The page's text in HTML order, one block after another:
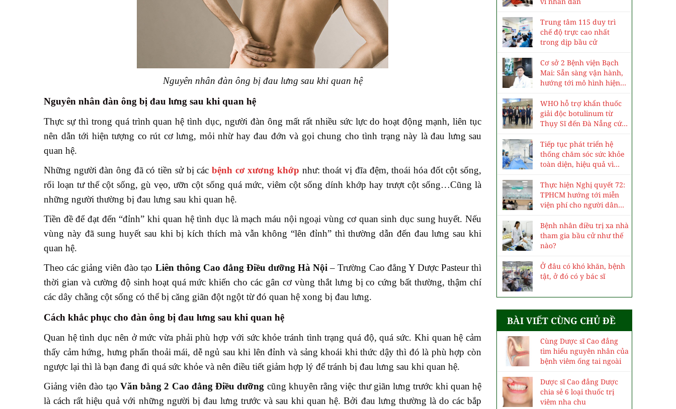
Nguyên nhân đàn ông bị đau lưng sau khi quan hệ
Nguyên nhân đàn ông bị đau lưng sau khi quan hệ
Thực sự thì trong quá trình quan hệ tình dục, người đàn ông mất rất nhiều sức lực do hoạt động mạnh, liên tục
nên dẫn tới hiện tượng co rút cơ lưng, mỏi nhừ hay đau đớn và gọi chung cho tình trạng này là đau lưng sau
quan hệ.
Những người đàn ông đã có tiền sử bị các bệnh cơ xương khớp như: thoát vị đĩa đệm, thoái hóa đốt cột sống,
rối loạn tư thế cột sống, gù vẹo, ưỡn cột sống quá mức, viêm cột sống dính khớp hay trượt cột sống…Cũng là
những người thường bị đau lưng sau khi quan hệ.
Tiền đề để đạt đến “đỉnh” khi quan hệ tình dục là mạch máu nội ngoại vùng cơ quan sinh dục sung huyết. Nếu
vùng này đã sung huyết sau khi bị kích thích mà vẫn không “lên đỉnh” thì thường dẫn đến đau lưng sau khi
quan hệ.
Theo các giảng viên đào tạo Liên thông Cao đẳng Điều dưỡng Hà Nội – Trường Cao đẳng Y Dược Pasteur thì
thời gian và cường độ sinh hoạt quá mức khiến cho các gân cơ vùng thắt lưng bị co cứng bất thường, thậm chí
các dây chằng cột sống có thể bị căng giãn đột ngột từ đó quan hệ xong bị đau lưng.
Cách khắc phục cho đàn ông bị đau lưng sau khi quan hệ
Quan hệ tình dục nên ở mức vừa phải phù hợp với sức khỏe tránh tình trạng quá độ, quá sức. Khi quan hệ cảm
thấy cảm hứng, hưng phấn thoải mái, dễ ngủ sau khi lên đỉnh và sảng khoái khi thức dậy thì đó là phù hợp còn
ngược lại thì là bạn đang đi quá sức khỏe và nên điều tiết giảm hợp lý để tránh bị đau lưng sau khi quan hệ.
Giảng viên đào tạo Văn bằng 2 Cao đẳng Điều dưỡng cũng khuyên rằng việc thư giãn lưng trước khi quan hệ
là cách rất hiệu quả với những người bị đau lưng trước và sau khi quan hệ. Bởi đau lưng thường là do các bắp
Trung tâm 115 duy trì
chế độ trực cao nhất
trong dịp bầu cử
Cơ sở 2 Bệnh viện Bạch
Mai: Sẵn sàng vận hành,
hướng tới mô hình hiện
WHO hỗ trợ khẩn thuốc
giải độc botulinum từ
Thụy Sĩ đến Đà Nẵng cứu
Tiếp tục phát triển hệ
thống chăm sóc sức khỏe
toàn diện, hiệu quả vì
Thực hiện Nghị quyết 72:
TPHCM hướng tới miễn
viện phí cho người dân
Bệnh nhân điều trị xa nhà
tham gia bầu cử như thế
nào?
Ở đâu có khó khăn, bệnh
tật, ở đó có y bác sĩ
BÀI VIẾT CÙNG CHỦ ĐỀ
Cùng Dược sĩ Cao đẳng
tìm hiểu nguyên nhân của
bệnh viêm ống tai ngoài
Dược sĩ Cao đẳng Dược
chia sẻ 6 loại thuốc trị
viêm nha chu